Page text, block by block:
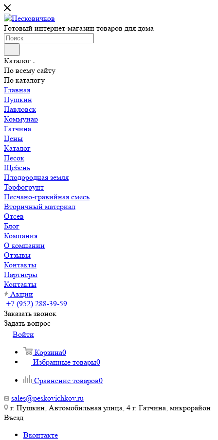
Готовый интернет-магазин товаров для дома
Каталог
По всему сайту
По каталогу
Главная
Пушкин
Павловск
Коммунар
Гатчина
Цены
Каталог
Песок
Щебень
Плодородная земля
Торфогрунт
Песчано-гравийная смесь
Вторичный материал
Отсев
Блог
Компания
О компании
Отзывы
Контакты
Партнеры
Контакты
Акции
+7 (952) 288-39-59
Заказать звонок
Задать вопрос
Войти
Корзина0
Избранные товары0
Сравнение товаров0
sales@peskovichkov.ru
г. Пушкин, Автомобильная улица, 4 г. Гатчина, микрорайон
Въезд
Вконтакте